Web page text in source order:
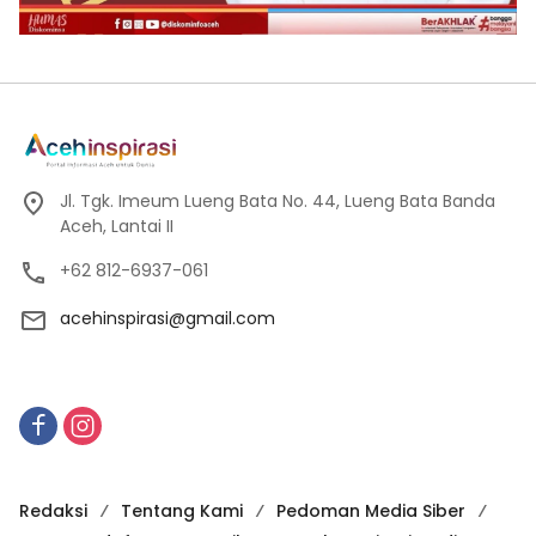
Jl. Tgk. Imeum Lueng Bata No. 44, Lueng Bata Banda
Aceh, Lantai II
+62 812-6937-061
acehinspirasi@gmail.com
Redaksi Tentang Kami
Pedoman Media Siber